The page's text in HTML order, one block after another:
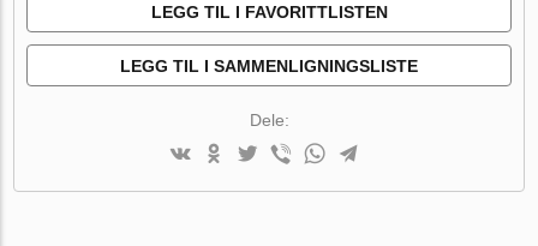
LEGG TIL I FAVORITTLISTEN
LEGG TIL I SAMMENLIGNINGSLISTE
Dele: